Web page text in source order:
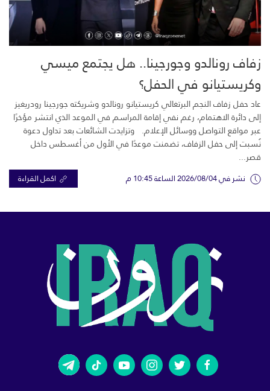
زفاف رونالدو وجورجينا.. هل يجتمع ميسي
وكريستيانو في الحفل؟
عاد حفل زفاف النجم البرتغالي كريستيانو رونالدو وشريكته جورجينا رودريغيز
إلى دائرة الاهتمام، رغم نفي إقامة المراسم في الموعد الذي انتشر مؤخرًا
عبر مواقع التواصل ووسائل الإعلام. وتزايدت الشائعات بعد تداول دعوة
نُسبت إلى حفل الزفاف، تضمنت موعدًا في الأول من أغسطس داخل
قصر...
نشر في 2026/08/04 الساعة 10:45 م اكمل القراءة